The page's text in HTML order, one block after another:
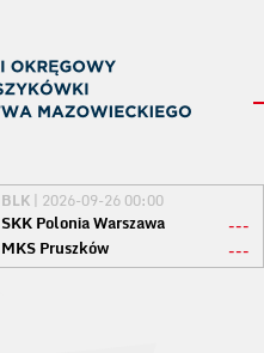
BLK | 2026-09-26 00:00
SKK Polonia Warszawa
---
MKS Pruszków
---